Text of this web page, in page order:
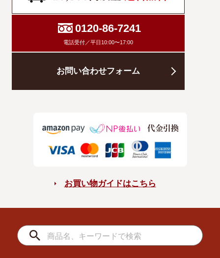
0120-86-7241
電話受付／平日10:00〜17:00
お問い合わせフォーム
お買い物ガイドはこちら